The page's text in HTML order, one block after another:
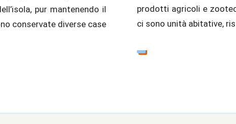
pur mantenendo il
conservate diverse case
locali. A Potamos
ci sono unità abitative,